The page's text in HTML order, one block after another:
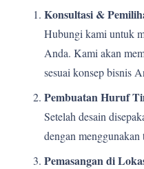
Konsultasi &
Hubungi kami untuk
Anda. Kami akan
sesuai konsep bisnis
Pembuatan Huruf
Setelah desain
dengan
Pemasangan di